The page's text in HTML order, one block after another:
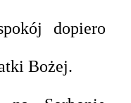
dopiero
Bożej.